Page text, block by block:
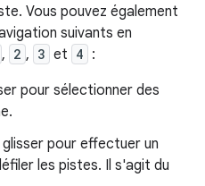
Vous pouvez également
suivants en
, 2 , 3 et 4 :
pour sélectionner des
pour effectuer un
les pistes. Il s'agit du